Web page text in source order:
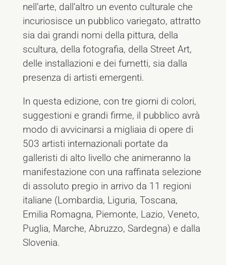
nell’arte, dall’altro un evento culturale che
incuriosisce un pubblico variegato, attratto
sia dai grandi nomi della pittura, della
scultura, della fotografia, della Street Art,
delle installazioni e dei fumetti, sia dalla
presenza di artisti emergenti.
In questa edizione, con tre giorni di colori,
suggestioni e grandi firme, il pubblico avrà
modo di avvicinarsi a migliaia di opere di
503 artisti internazionali portate da
galleristi di alto livello che animeranno la
manifestazione con una raffinata selezione
di assoluto pregio in arrivo da 11 regioni
italiane (Lombardia, Liguria, Toscana,
Emilia Romagna, Piemonte, Lazio, Veneto,
Puglia, Marche, Abruzzo, Sardegna) e dalla
Slovenia.